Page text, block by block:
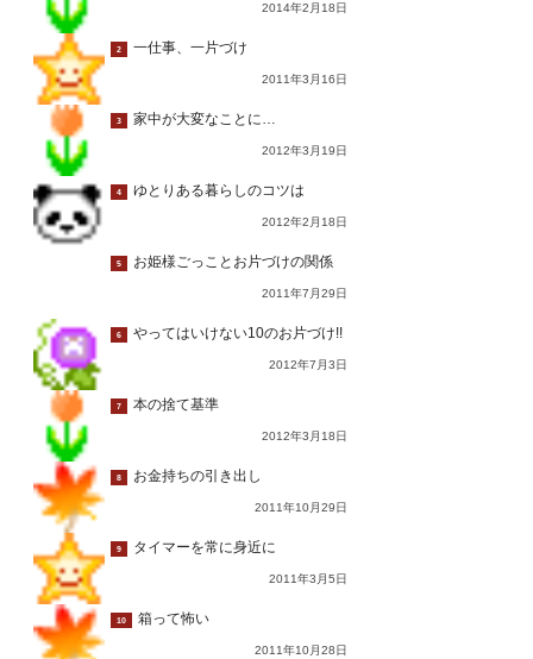
2014年2月18日
2 一仕事、一片づけ
2011年3月16日
3 家中が大変なことに…
2012年3月19日
4 ゆとりある暮らしのコツは
2012年2月18日
5 お姫様ごっことお片づけの関係
2011年7月29日
6 やってはいけない10のお片づけ!!
2012年7月3日
7 本の捨て基準
2012年3月18日
8 お金持ちの引き出し
2011年10月29日
9 タイマーを常に身近に
2011年3月5日
10 箱って怖い
2011年10月28日